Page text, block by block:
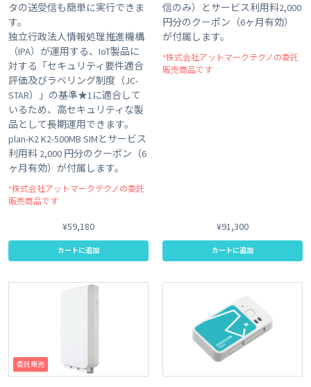
タの送受信も簡単に実行できま
す。
独立行政法人情報処理推進機構
（IPA）が運用する、IoT製品に
対する「セキュリティ要件適合
評価及びラベリング制度（JC-
STAR）」の基準★1に適合して
いるため、高セキュリティな製
品として長期運用できます。
plan-K2 K2-500MB SIMとサービス
利用料 2,000 円分のクーポン（6
ヶ月有効）が付属します。
*株式会社アットマークテクノの委託
販売商品です
¥59,180
カートに追加
信のみ）とサービス利用料2,000
円分のクーポン（6ヶ月有効）
が付属します。
*株式会社アットマークテクノの委託
販売商品です
¥91,300
カートに追加
委託販売